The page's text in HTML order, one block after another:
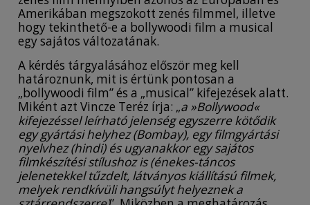
Amerikában megszokott zenés filmmel, illetve
hogy tekinthető-e a bollywoodi film a musical
egy sajátos változatának.
A kérdés tárgyalásához először meg kell
határoznunk, mit is értünk pontosan a
„bollywoodi film” és a „musical” kifejezések alatt.
Miként azt Vincze Teréz írja: „a »Bollywood«
kifejezéssel leírható jelenség egyszerre kötődik
egy gyártási helyhez (Bombay), egy filmgyártási
nyelvhez (hindi) és ugyanakkor egy sajátos
filmkészítési stílushoz is (énekes-táncos
jelenetekkel tűzdelt, látványos kiállítású filmek,
melyek rendkívüli hangsúlyt helyeznek a